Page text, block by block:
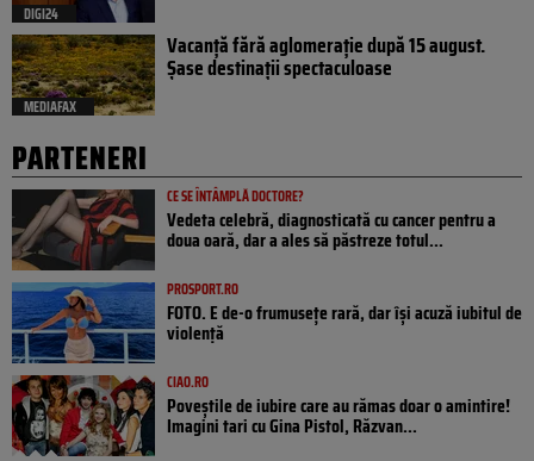
DIGI24
MEDIAFAX
Vacanță fără aglomerație după 15 august.
Șase destinații spectaculoase
PARTENERI
CE SE ÎNTÂMPLĂ DOCTORE?
Vedeta celebră, diagnosticată cu cancer pentru a
doua oară, dar a ales să păstreze totul...
PROSPORT.RO
FOTO. E de-o frumusețe rară, dar își acuză iubitul de
violență
CIAO.RO
Poveştile de iubire care au rămas doar o amintire!
Imagini tari cu Gina Pistol, Răzvan...